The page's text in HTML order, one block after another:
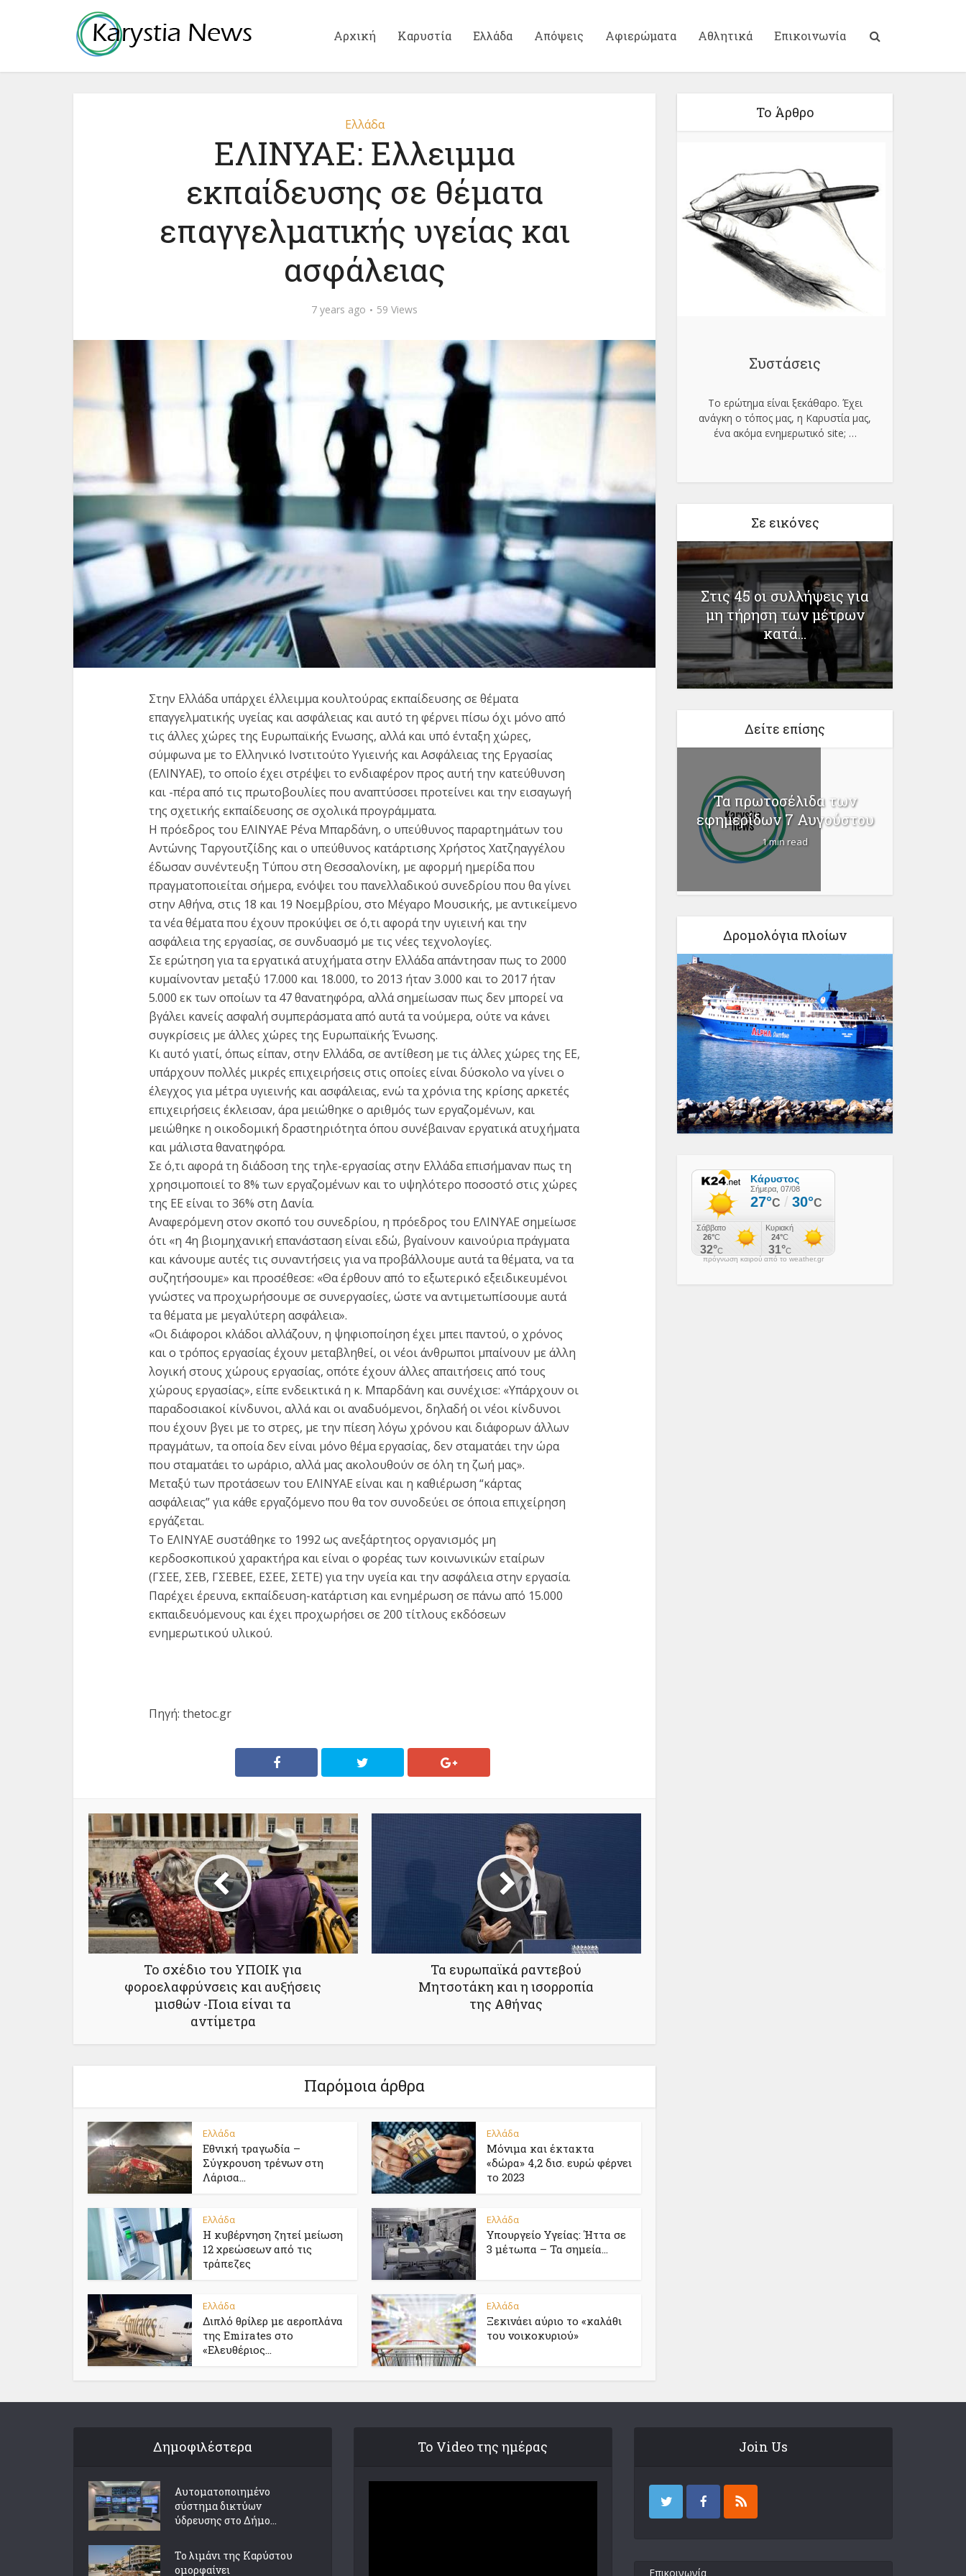
Αρχική Καρυστία Ελλάδα Απόψεις Αφιερώματα Αθλητικά Επικοινωνία
Ελλάδα
ΕΛΙΝΥΑΕ: Ελλειμμα
εκπαίδευσης σε θέματα
επαγγελματικής υγείας και
ασφάλειας
7 years ago 59 Views
Στην Ελλάδα υπάρχει έλλειμμα κουλτούρας εκπαίδευσης σε θέματα
επαγγελματικής υγείας και ασφάλειας και αυτό τη φέρνει πίσω όχι μόνο από
τις άλλες χώρες της Ευρωπαϊκής Ενωσης, αλλά και υπό ένταξη χώρες,
σύμφωνα με το Ελληνικό Ινστιτούτο Υγιεινής και Ασφάλειας της Εργασίας
(ΕΛΙΝΥΑΕ), το οποίο έχει στρέψει το ενδιαφέρον προς αυτή την κατεύθυνση
και -πέρα από τις πρωτοβουλίες που αναπτύσσει προτείνει και την εισαγωγή
της σχετικής εκπαίδευσης σε σχολικά προγράμματα.
Η πρόεδρος του ΕΛΙΝΥΑΕ Ρένα Μπαρδάνη, ο υπεύθυνος παραρτημάτων του
Αντώνης Ταργουτζίδης και ο υπεύθυνος κατάρτισης Χρήστος Χατζηαγγέλου
έδωσαν συνέντευξη Τύπου στη Θεσσαλονίκη, με αφορμή ημερίδα που
πραγματοποιείται σήμερα, ενόψει του πανελλαδικού συνεδρίου που θα γίνει
στην Αθήνα, στις 18 και 19 Νοεμβρίου, στο Μέγαρο Μουσικής, με αντικείμενο
τα νέα θέματα που έχουν προκύψει σε ό,τι αφορά την υγιεινή και την
ασφάλεια της εργασίας, σε συνδυασμό με τις νέες τεχνολογίες.
Σε ερώτηση για τα εργατικά ατυχήματα στην Ελλάδα απάντησαν πως το 2000
κυμαίνονταν μεταξύ 17.000 και 18.000, το 2013 ήταν 3.000 και το 2017 ήταν
5.000 εκ των οποίων τα 47 θανατηφόρα, αλλά σημείωσαν πως δεν μπορεί να
βγάλει κανείς ασφαλή συμπεράσματα από αυτά τα νούμερα, ούτε να κάνει
συγκρίσεις με άλλες χώρες της Ευρωπαϊκής Ένωσης.
Κι αυτό γιατί, όπως είπαν, στην Ελλάδα, σε αντίθεση με τις άλλες χώρες της ΕΕ,
υπάρχουν πολλές μικρές επιχειρήσεις στις οποίες είναι δύσκολο να γίνει ο
έλεγχος για μέτρα υγιεινής και ασφάλειας, ενώ τα χρόνια της κρίσης αρκετές
επιχειρήσεις έκλεισαν, άρα μειώθηκε ο αριθμός των εργαζομένων, και
μειώθηκε η οικοδομική δραστηριότητα όπου συνέβαιναν εργατικά ατυχήματα
και μάλιστα θανατηφόρα.
Σε ό,τι αφορά τη διάδοση της τηλε-εργασίας στην Ελλάδα επισήμαναν πως τη
χρησιμοποιεί το 8% των εργαζομένων και το υψηλότερο ποσοστό στις χώρες
της ΕΕ είναι το 36% στη Δανία.
Αναφερόμενη στον σκοπό του συνεδρίου, η πρόεδρος του ΕΛΙΝΥΑΕ σημείωσε
ότι «η 4η βιομηχανική επανάσταση είναι εδώ, βγαίνουν καινούρια πράγματα
και κάνουμε αυτές τις συναντήσεις για να προβάλλουμε αυτά τα θέματα, να τα
συζητήσουμε» και προσέθεσε: «Θα έρθουν από το εξωτερικό εξειδικευμένοι
γνώστες να προχωρήσουμε σε συνεργασίες, ώστε να αντιμετωπίσουμε αυτά
τα θέματα με μεγαλύτερη ασφάλεια».
«Οι διάφοροι κλάδοι αλλάζουν, η ψηφιοποίηση έχει μπει παντού, ο χρόνος
και ο τρόπος εργασίας έχουν μεταβληθεί, οι νέοι άνθρωποι μπαίνουν με άλλη
λογική στους χώρους εργασίας, οπότε έχουν άλλες απαιτήσεις από τους
χώρους εργασίας», είπε ενδεικτικά η κ. Μπαρδάνη και συνέχισε: «Υπάρχουν οι
παραδοσιακοί κίνδυνοι, αλλά και οι αναδυόμενοι, δηλαδή οι νέοι κίνδυνοι
που έχουν βγει με το στρες, με την πίεση λόγω χρόνου και διάφορων άλλων
πραγμάτων, τα οποία δεν είναι μόνο θέμα εργασίας, δεν σταματάει την ώρα
που σταματάει το ωράριο, αλλά μας ακολουθούν σε όλη τη ζωή μας».
Μεταξύ των προτάσεων του ΕΛΙΝΥΑΕ είναι και η καθιέρωση “κάρτας
ασφάλειας” για κάθε εργαζόμενο που θα τον συνοδεύει σε όποια επιχείρηση
εργάζεται.
Το ΕΛΙΝΥΑΕ συστάθηκε το 1992 ως ανεξάρτητος οργανισμός μη
κερδοσκοπικού χαρακτήρα και είναι ο φορέας των κοινωνικών εταίρων
(ΓΣΕΕ, ΣΕΒ, ΓΣΕΒΕΕ, ΕΣΕΕ, ΣΕΤΕ) για την υγεία και την ασφάλεια στην εργασία.
Παρέχει έρευνα, εκπαίδευση-κατάρτιση και ενημέρωση σε πάνω από 15.000
εκπαιδευόμενους και έχει προχωρήσει σε 200 τίτλους εκδόσεων
ενημερωτικού υλικού.
Πηγή: thetoc.gr
Το σχέδιο του ΥΠΟΙΚ για
φοροελαφρύνσεις και αυξήσεις
μισθών -Ποια είναι τα
αντίμετρα
Τα ευρωπαϊκά ραντεβού
Μητσοτάκη και η ισορροπία
της Αθήνας
Παρόμοια άρθρα
Ελλάδα
Εθνική τραγωδία –
Σύγκρουση τρένων στη
Λάρισα...
Ελλάδα
Μόνιμα και έκτακτα
«δώρα» 4,2 δισ. ευρώ φέρνει
το 2023
Ελλάδα
Η κυβέρνηση ζητεί μείωση
12 χρεώσεων από τις
τράπεζες
Ελλάδα
Υπουργείο Υγείας: Ήττα σε
3 μέτωπα – Τα σημεία...
Ελλάδα
Διπλό θρίλερ με αεροπλάνα
της Emirates στο
«Ελευθέριος...
Ελλάδα
Ξεκινάει αύριο το «καλάθι
του νοικοκυριού»
Το Άρθρο
Συστάσεις
Το ερώτημα είναι ξεκάθαρο. Έχει
ανάγκη ο τόπος μας, η Καρυστία μας,
ένα ακόμα ενημερωτικό site; …
Σε εικόνες
Ραβιόλος: «Φωτίστηκε» η
Ελλήνων Αμερικής
Τα πρωτοσέλιδα των
εφημερίδων 22 Ιουνίου
Στις 45 οι συλλήψεις για
μη τήρηση των μέτρων
κατά...
Δείτε επίσης
Κορονοϊός: 520 κρούσματα,
14 θάνατοι, 271...
2 min read
Η Ελλάδα εκπλήσσει
παράδειγμα στην...
2 min read
Τα πρωτοσέλιδα των
εφημερίδων 7 Αυγούστου
1 min read
Δρομολόγια πλοίων
πρόγνωση καιρού από το weather.gr
Δημοφιλέστερα
Αυτοματοποιημένο
σύστημα δικτύων
ύδρευσης στο Δήμο...
Το λιμάνι της Καρύστου
ομορφαίνει
Το Video της ημέρας Join Us
Επικοινωνία